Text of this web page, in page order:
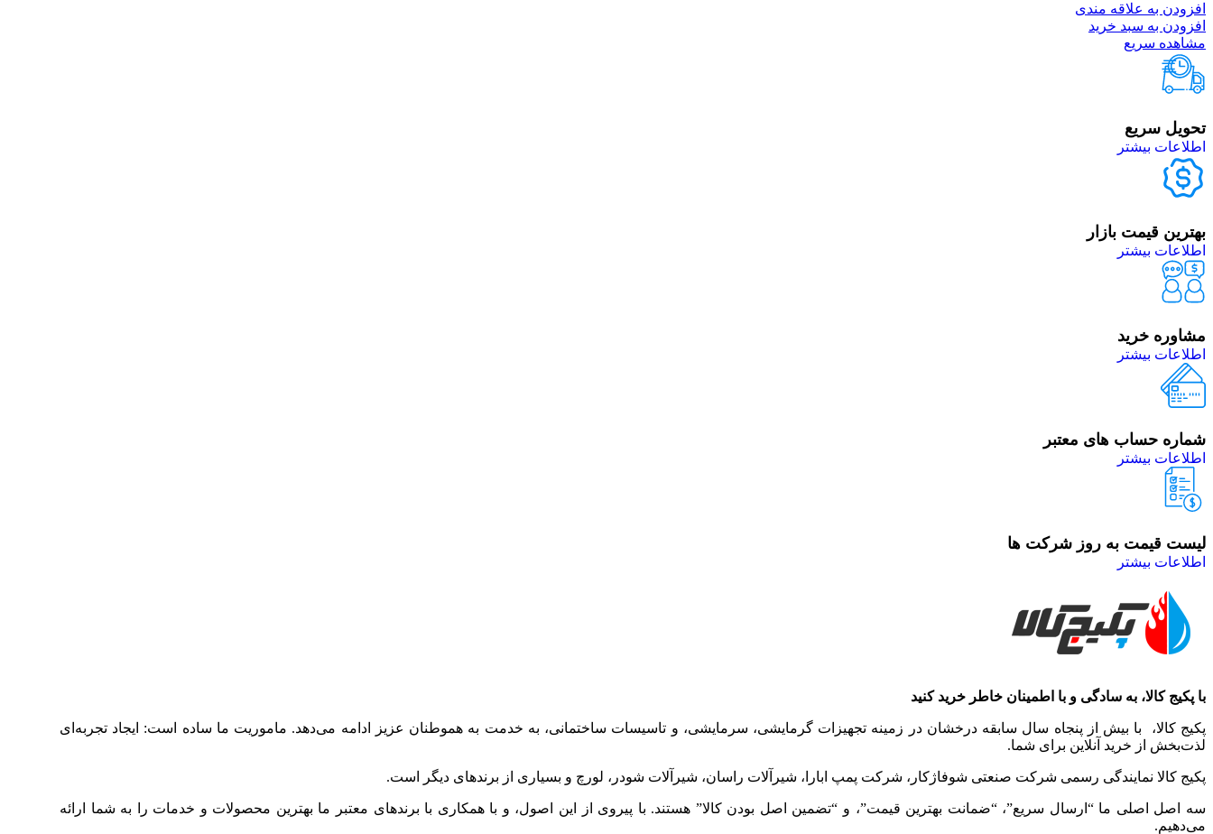
افزودن به علاقه مندی
افزودن به سبد خرید
مشاهده سریع
تحویل سریع
اطلاعات بیشتر
بهترین قیمت بازار
اطلاعات بیشتر
مشاوره خرید
اطلاعات بیشتر
شماره حساب های معتبر
اطلاعات بیشتر
لیست قیمت به روز شرکت ها
اطلاعات بیشتر
با پکیج کالا، به سادگی و با اطمینان خاطر خرید کنید
پکیج کالا، با بیش از پنجاه سال سابقه درخشان در زمینه تجهیزات گرمایشی، سرمایشی، و تاسیسات ساختمانی، به خدمت به هموطنان عزیز ادامه می‌دهد. ماموریت ما ساده است: ایجاد تجربه‌ای
لذت‌بخش از خرید آنلاین برای شما.
پکیج کالا نمایندگی رسمی شرکت صنعتی شوفاژکار، شرکت پمپ ابارا، شیرآلات راسان، شیرآلات شودر، لورچ و بسیاری از برندهای دیگر است.
سه اصل اصلی ما “ارسال سریع”، “ضمانت بهترین قیمت”، و “تضمین اصل بودن کالا” هستند. با پیروی از این اصول، و با همکاری با برندهای معتبر ما بهترین محصولات و خدمات را به شما ارائه
می‌دهیم.